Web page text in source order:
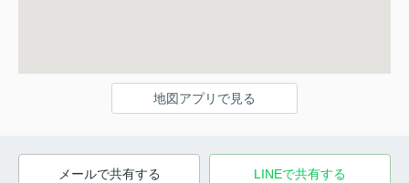
地図アプリで見る
メールで共有する LINEで共有する